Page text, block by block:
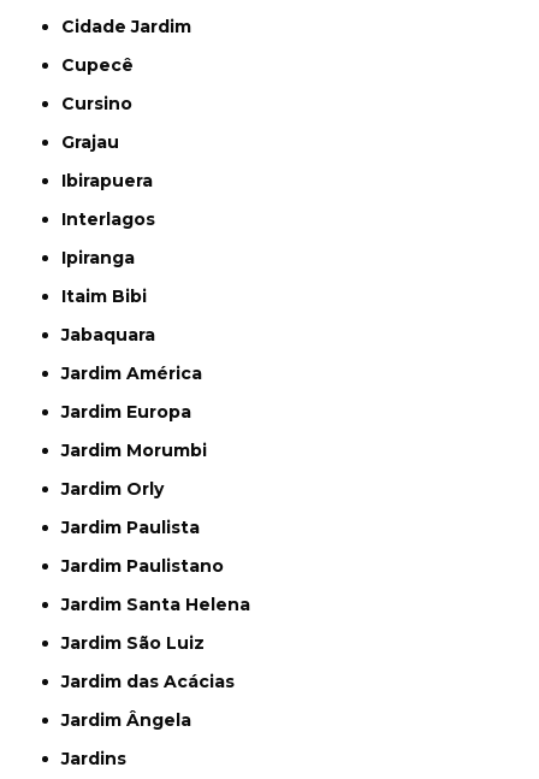
Cidade Jardim
Cupecê
Cursino
Grajau
Ibirapuera
Interlagos
Ipiranga
Itaim Bibi
Jabaquara
Jardim América
Jardim Europa
Jardim Morumbi
Jardim Orly
Jardim Paulista
Jardim Paulistano
Jardim Santa Helena
Jardim São Luiz
Jardim das Acácias
Jardim Ângela
Jardins